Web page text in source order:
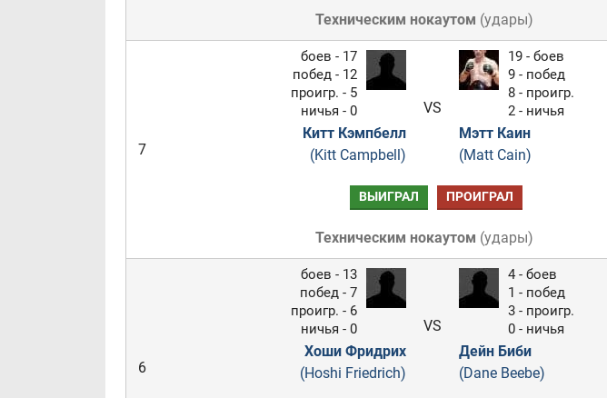
Техническим нокаутом (удары)
7
боев - 17
побед - 12
проигр. - 5
ничья - 0
Китт Кэмпбелл
(Kitt Campbell)
VS
19 - боев
9 - побед
8 - проигр.
2 - ничья
Мэтт Каин
(Matt Cain)
ВЫИГРАЛ ПРОИГРАЛ
Техническим нокаутом (удары)
6
боев - 13
побед - 7
проигр. - 6
ничья - 0
Хоши Фридрих
(Hoshi Friedrich)
VS
4 - боев
1 - побед
3 - проигр.
0 - ничья
Дейн Биби
(Dane Beebe)